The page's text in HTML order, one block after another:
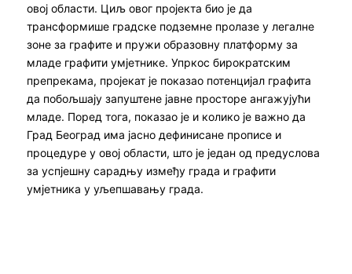
овој области. Циљ овог пројекта био је да
трансформише градске подземне пролазе у легалне
зоне за графите и пружи образовну платформу за
младе графити умјетнике. Упркос бирократским
препрекама, пројекат је показао потенцијал графита
да побољшају запуштене јавне просторе ангажујући
младе. Поред тога, показао је и колико је важно да
Град Београд има јасно дефинисане прописе и
процедуре у овој области, што је један од предуслова
за успјешну сарадњу између града и графити
умјетника у уљепшавању града.